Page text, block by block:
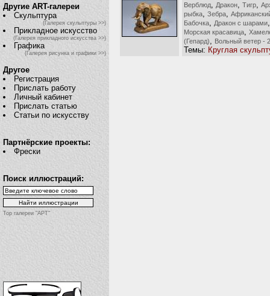
Другие ART-галереи
Скульптура
(Галерея скульптуры >>)
Прикладное искусство
(Галерея прикладного искусства >>)
Графика
(Галерея рисунка и графики >>)
Другое
Регистрация
Прислать работу
Личный кабинет
Прислать статью
Статьи по искусству
Партнёрские проекты:
Фрески
Поиск иллюстраций:
Top галереи "АРТ"
Верблюд
Дракон Тигр
рыбка
Зебра
Бабочка
Дракон с шарами
Морская красавица
(Гепард)
Вольный ветер - 2
Темы: Круглая